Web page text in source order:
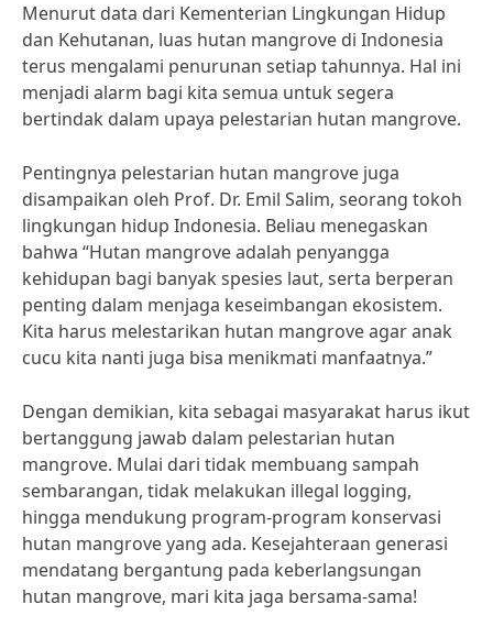
Menurut data dari Kementerian Lingkungan Hidup
dan Kehutanan, luas hutan mangrove di Indonesia
terus mengalami penurunan setiap tahunnya. Hal ini
menjadi alarm bagi kita semua untuk segera
bertindak dalam upaya pelestarian hutan mangrove.
Pentingnya pelestarian hutan mangrove juga
disampaikan oleh Prof. Dr. Emil Salim, seorang tokoh
lingkungan hidup Indonesia. Beliau menegaskan
bahwa “Hutan mangrove adalah penyangga
kehidupan bagi banyak spesies laut, serta berperan
penting dalam menjaga keseimbangan ekosistem.
Kita harus melestarikan hutan mangrove agar anak
cucu kita nanti juga bisa menikmati manfaatnya.”
Dengan demikian, kita sebagai masyarakat harus ikut
bertanggung jawab dalam pelestarian hutan
mangrove. Mulai dari tidak membuang sampah
sembarangan, tidak melakukan illegal logging,
hingga mendukung program-program konservasi
hutan mangrove yang ada. Kesejahteraan generasi
mendatang bergantung pada keberlangsungan
hutan mangrove, mari kita jaga bersama-sama!